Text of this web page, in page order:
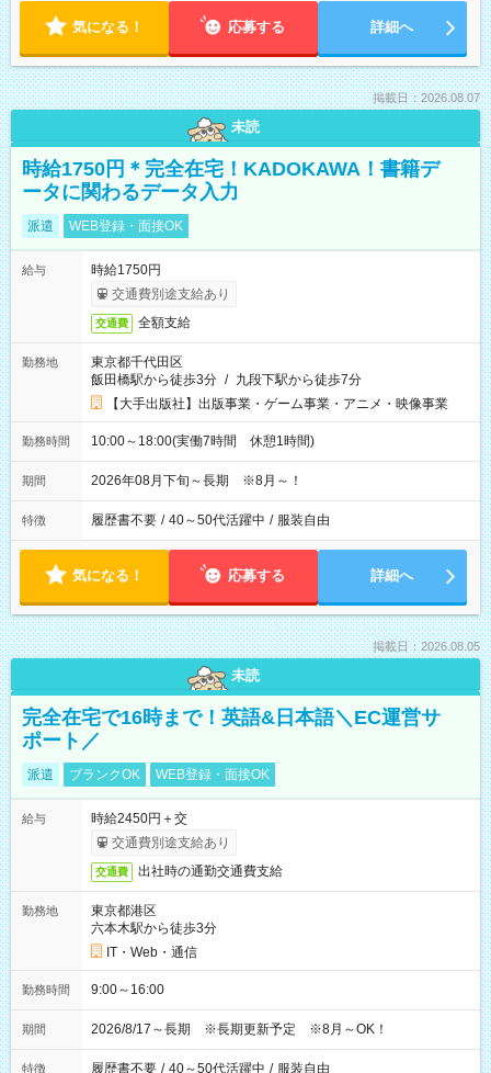
気になる！ 応募する 詳細へ
掲載日：2026.08.07
未読
時給1750円＊完全在宅！KADOKAWA！書籍デ
ータに関わるデータ入力
派遣 WEB登録・面接OK
給与
時給1750円
交通費別途支給あり
交通費 全額支給
勤務地
東京都千代田区
飯田橋駅から徒歩3分 / 九段下駅から徒歩7分
【大手出版社】出版事業・ゲーム事業・アニメ・映像事業
勤務時間 10:00～18:00(実働7時間 休憩1時間)
期間 2026年08月下旬～長期 ※8月～！
特徴 履歴書不要 / 40～50代活躍中 / 服装自由
気になる！ 応募する 詳細へ
掲載日：2026.08.05
未読
完全在宅で16時まで！英語&日本語＼EC運営サ
ポート／
派遣 ブランクOK WEB登録・面接OK
給与
時給2450円＋交
交通費別途支給あり
交通費 出社時の通勤交通費支給
勤務地
東京都港区
六本木駅から徒歩3分
IT・Web・通信
勤務時間 9:00～16:00
期間 2026/8/17～長期 ※長期更新予定 ※8月～OK！
特徴 履歴書不要 / 40～50代活躍中 / 服装自由